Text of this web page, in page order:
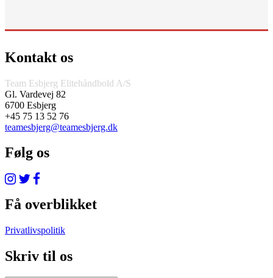
Kontakt os
Team Esbjerg Elitehåndbold A/S
Gl. Vardevej 82
6700 Esbjerg
+45 75 13 52 76
teamesbjerg@teamesbjerg.dk
Følg os
Få overblikket
Privatlivspolitik
Skriv til os